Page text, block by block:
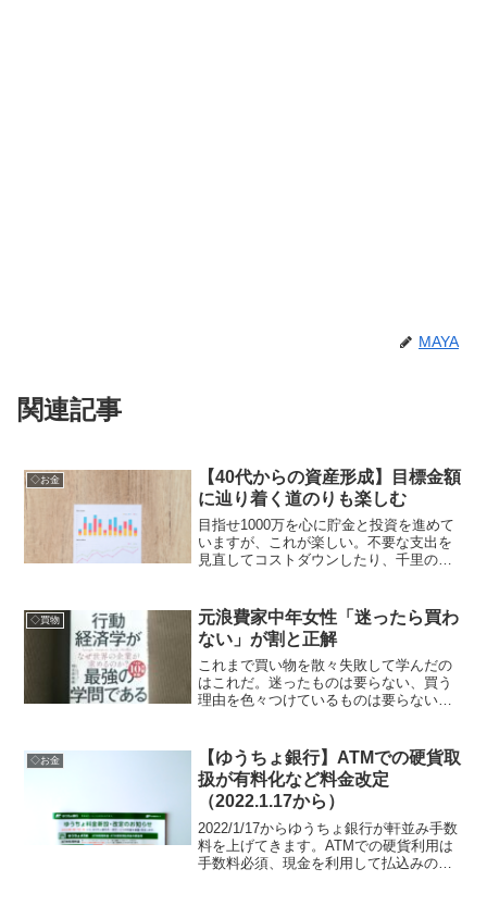
MAYA
関連記事
◇お金
【40代からの資産形成】目標金額
に辿り着く道のりも楽しむ
目指せ1000万を心に貯金と投資を進めて
いますが、これが楽しい。不要な支出を
見直してコストダウンしたり、千里の道
◇買物
元浪費家中年女性「迷ったら買わ
ない」が割と正解
これまで買い物を散々失敗して学んだの
はこれだ。迷ったものは要らない、買う
理由を色々つけているものは要らない。
◇お金
【ゆうちょ銀行】ATMでの硬貨取
扱が有料化など料金改定
（2022.1.17から）
2022/1/17からゆうちょ銀行が軒並み手数
料を上げてきます。ATMでの硬貨利用は
手数料必須、現金を利用して払込みの場